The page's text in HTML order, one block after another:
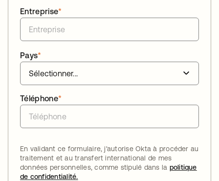
*
Entreprise
*
Pays
*
Téléphone
En validant ce formulaire, j'autorise Okta à procéder au
traitement et au transfert international de mes
données personnelles, comme stipulé dans la politique
de confidentialité.